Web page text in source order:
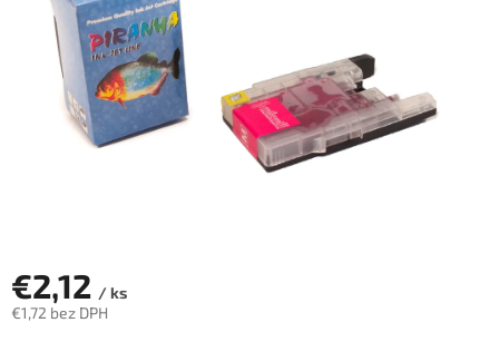
€2,12 / ks
€1,72 bez DPH